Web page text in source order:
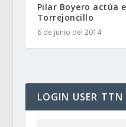
Pilar Boyero actúa
Torrejoncillo
6 de junio del 2014
LOGIN USER TTN